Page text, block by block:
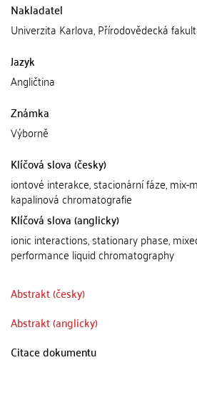
Nakladatel
Univerzita Karlova, Přírodovědecká
Jazyk
Angličtina
Známka
Výborně
Klíčová slova (česky)
iontové interakce, stacionární fáze, mix-
kapalinová chromatografie
Klíčová slova (anglicky)
ionic interactions, stationary phase,
performance liquid chromatography
Abstrakt (česky)
Abstrakt (anglicky)
Citace dokumentu